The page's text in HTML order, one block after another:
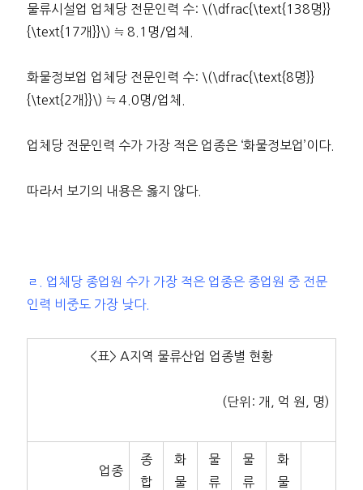
물류시설업 업체당 전문인력 수: \(\dfrac{\text{138명}}
{\text{17개}}\) ≒ 8.1명/업체.
화물정보업 업체당 전문인력 수: \(\dfrac{\text{8명}}
{\text{2개}}\) ≒ 4.0명/업체.
업체당 전문인력 수가 가장 적은 업종은 ‘화물정보업’이다.
따라서 보기의 내용은 옳지 않다.
ㄹ. 업체당 종업원 수가 가장 적은 업종은 종업원 중 전문
인력 비중도 가장 낮다.
<표> A지역 물류산업 업종별 현황
(단위: 개, 억 원, 명)
업종
종
합
화
물
물
류
물
류
화
물